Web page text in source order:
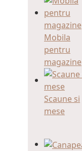
Mobila
pentru
magazine
Scaune si
mese